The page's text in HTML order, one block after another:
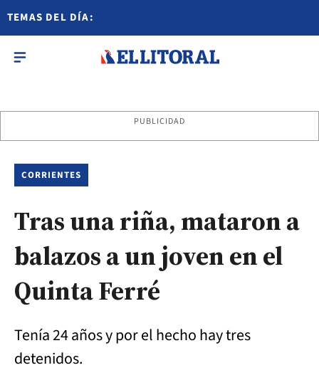
TEMAS DEL DÍA:
PUBLICIDAD
CORRIENTES
Tras una riña, mataron a
balazos a un joven en el
Quinta Ferré
Tenía 24 años y por el hecho hay tres
detenidos.